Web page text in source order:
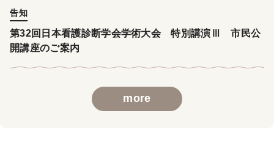
告知
第32回日本看護診断学会学術大会 特別講演Ⅲ 市民公
開講座のご案内
more